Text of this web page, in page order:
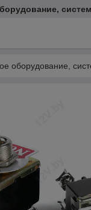
оборудование,